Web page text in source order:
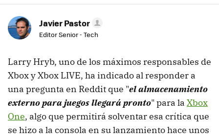
Javier Pastor
Editor Senior - Tech
Larry Hryb, uno de los máximos responsables de
Xbox y Xbox LIVE, ha indicado al responder a
una pregunta en Reddit que "el almacenamiento
externo para juegos llegará pronto" para la Xbox
One, algo que permitirá solventar esa crítica que
se hizo a la consola en su lanzamiento hace unos